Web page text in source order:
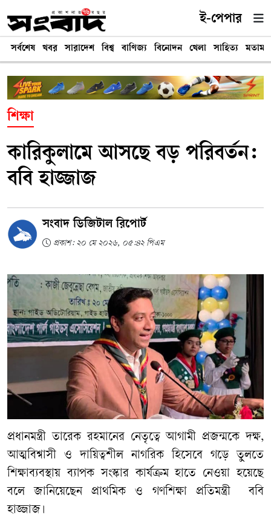
ই-পেপার
সর্বশেষ খবর সারাদেশ বিশ্ব বাণিজ্য বিনোদন খেলা সাহিত্য মতামত
শিক্ষা
কারিকুলামে আসছে বড় পরিবর্তন:
ববি হাজ্জাজ
সংবাদ ডিজিটাল রিপোর্ট
প্রকাশ: ২০ মে ২০২৬, ০৫:৪২ পিএম
প্রধানমন্ত্রী তারেক রহমানের নেতৃত্বে আগামী প্রজন্মকে দক্ষ,
আত্মবিশ্বাসী ও দায়িত্বশীল নাগরিক হিসেবে গড়ে তুলতে
শিক্ষাব্যবস্থায় ব্যাপক সংস্কার কার্যক্রম হাতে নেওয়া হয়েছে
বলে জানিয়েছেন প্রাথমিক ও গণশিক্ষা প্রতিমন্ত্রী ববি
হাজ্জাজ।